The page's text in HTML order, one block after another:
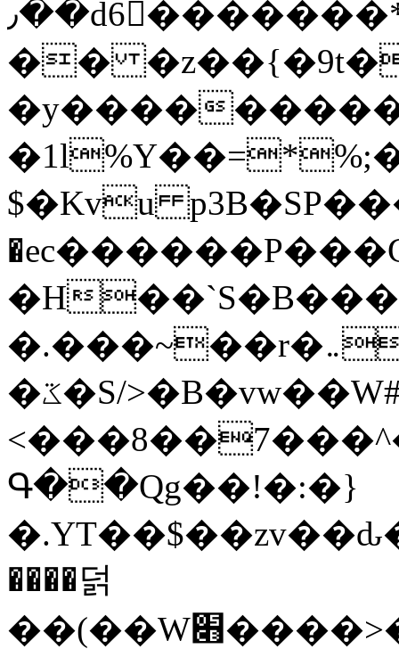
٫��d6򆧇�������*��[|^]oo���NW~zz>�X&�u�=K?
��
�y����
$�Kvu
�H
�.���~��r�޼�}�܅�mؕWu���K}
�ػ�S/>�B�vw��W#�I��*]\W��)Ħ�1��fC}
Գ��Qg��!�:�}
����덝
��(��W׋����>��O>�d�%Y�@�@ڻ<�z{rc&׻��z�����AeK�^�����������˩t��=x~